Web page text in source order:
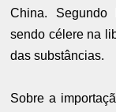
China.
sendo célere na
das substâncias.
Sobre a